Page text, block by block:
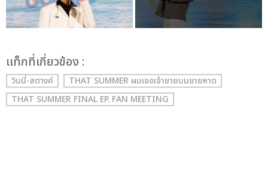
เเท็กที่เกี่ยวข้อง :
วินนี่-สตางค์
THAT SUMMER ผมเจอเจ้าชายบนชายหาด
THAT SUMMER FINAL EP. FAN MEETING